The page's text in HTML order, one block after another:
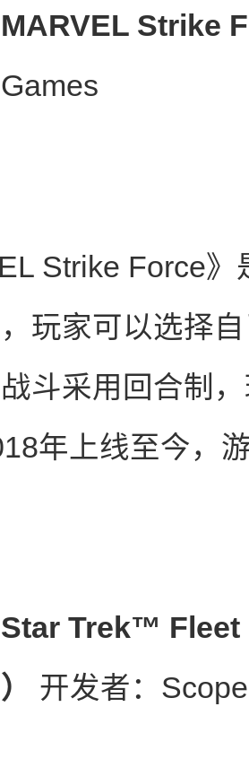
MARVEL Strike
Strike Force
玩家可以选择
斗采用回合制
年上线至今，
Star Trek™ Fleet
开发者：